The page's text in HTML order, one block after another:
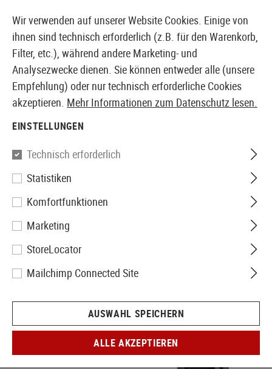
EUROPÄISCHER AIRSOFT SHOP & GROßHÄNDLER
Walther
CP99 Black Co2
Wir verwenden auf unserer Website Cookies. Einige von
ihnen sind technisch erforderlich (z.B. für den Warenkorb,
Filter, etc.), während andere Marketing- und
Analysezwecke dienen. Sie können entweder alle (unsere
Empfehlung) oder nur technisch erforderliche Cookies
akzeptieren. Mehr Informationen zum Datenschutz lesen.
EINSTELLUNGEN
Technisch erforderlich
Statistiken
Komfortfunktionen
Marketing
StoreLocator
Mailchimp Connected Site
AUSWAHL SPEICHERN
ALLE AKZEPTIEREN